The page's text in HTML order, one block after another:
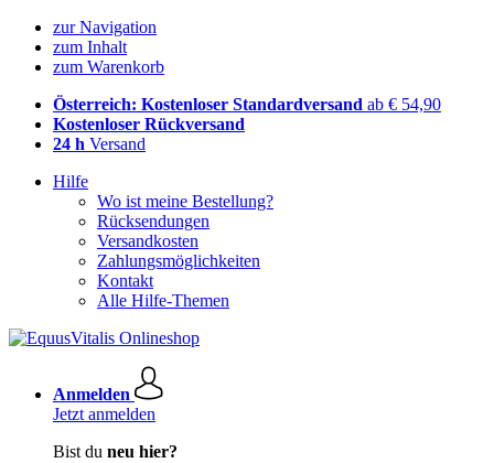
zur Navigation
zum Inhalt
zum Warenkorb
Österreich: Kostenloser Standardversand ab € 54,90
Kostenloser Rückversand
24 h Versand
Hilfe
Wo ist meine Bestellung?
Rücksendungen
Versandkosten
Zahlungsmöglichkeiten
Kontakt
Alle Hilfe-Themen
Anmelden
Jetzt anmelden
Bist du neu hier?